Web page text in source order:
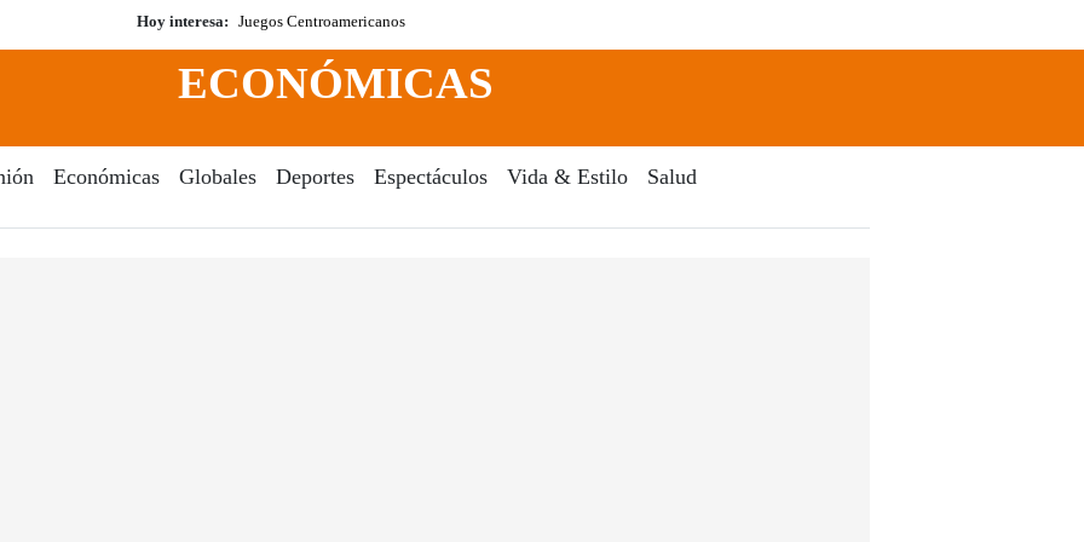
Hoy interesa: Juegos Centroamericanos
Search
ECONÓMICAS
Económicas Globales Deportes Espectáculos Vida & Estilo Salud